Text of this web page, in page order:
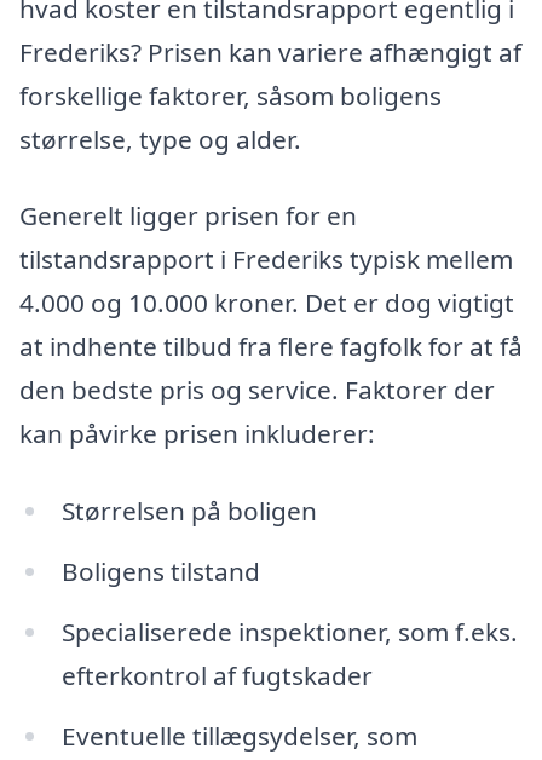
hvad koster en tilstandsrapport egentlig i
Frederiks? Prisen kan variere afhængigt af
forskellige faktorer, såsom boligens
størrelse, type og alder.
Generelt ligger prisen for en
tilstandsrapport i Frederiks typisk mellem
4.000 og 10.000 kroner. Det er dog vigtigt
at indhente tilbud fra flere fagfolk for at få
den bedste pris og service. Faktorer der
kan påvirke prisen inkluderer:
Størrelsen på boligen
Boligens tilstand
Specialiserede inspektioner, som f.eks.
efterkontrol af fugtskader
Eventuelle tillægsydelser, som